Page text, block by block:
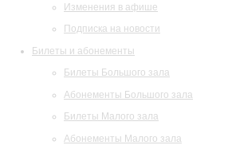
Изменения в афише
Подписка на новости
Билеты и абонементы
Билеты Большого зала
Абонементы Большого зала
Билеты Малого зала
Абонементы Малого зала